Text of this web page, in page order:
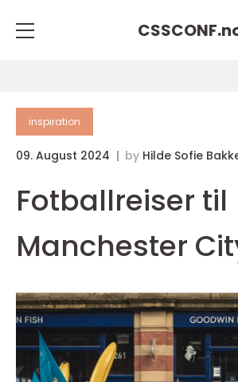
CSSCONF.
inspiration
09. August 2024 by Hilde Sofie
Fotballreiser til
Manchester